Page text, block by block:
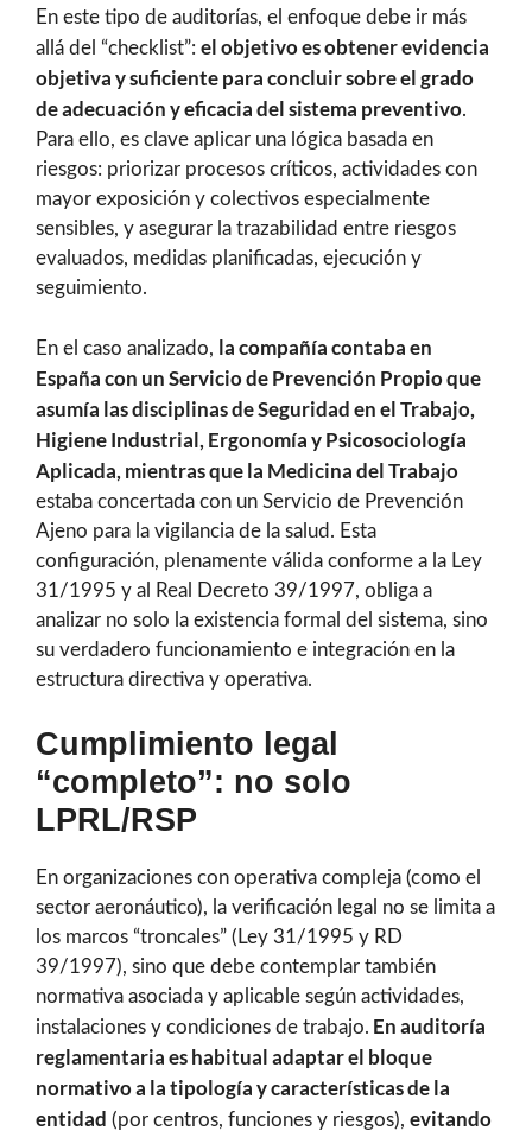
En este tipo de auditorías, el enfoque debe ir más
allá del “checklist”: el objetivo es obtener evidencia
objetiva y suficiente para concluir sobre el grado
de adecuación y eficacia del sistema preventivo.
Para ello, es clave aplicar una lógica basada en
riesgos: priorizar procesos críticos, actividades con
mayor exposición y colectivos especialmente
sensibles, y asegurar la trazabilidad entre riesgos
evaluados, medidas planificadas, ejecución y
seguimiento.
En el caso analizado, la compañía contaba en
España con un Servicio de Prevención Propio que
asumía las disciplinas de Seguridad en el Trabajo,
Higiene Industrial, Ergonomía y Psicosociología
Aplicada, mientras que la Medicina del Trabajo
estaba concertada con un Servicio de Prevención
Ajeno para la vigilancia de la salud. Esta
configuración, plenamente válida conforme a la Ley
31/1995 y al Real Decreto 39/1997, obliga a
analizar no solo la existencia formal del sistema, sino
su verdadero funcionamiento e integración en la
estructura directiva y operativa.
Cumplimiento legal
“completo”: no solo
LPRL/RSP
En organizaciones con operativa compleja (como el
sector aeronáutico), la verificación legal no se limita a
los marcos “troncales” (Ley 31/1995 y RD
39/1997), sino que debe contemplar también
normativa asociada y aplicable según actividades,
instalaciones y condiciones de trabajo. En auditoría
reglamentaria es habitual adaptar el bloque
normativo a la tipología y características de la
entidad (por centros, funciones y riesgos), evitando